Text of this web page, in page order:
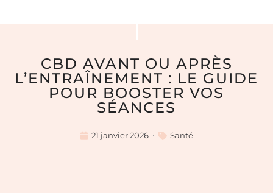
CBD AVANT OU APRÈS
L’ENTRAÎNEMENT : LE GUIDE
POUR BOOSTER VOS
SÉANCES
21 janvier 2026 Santé